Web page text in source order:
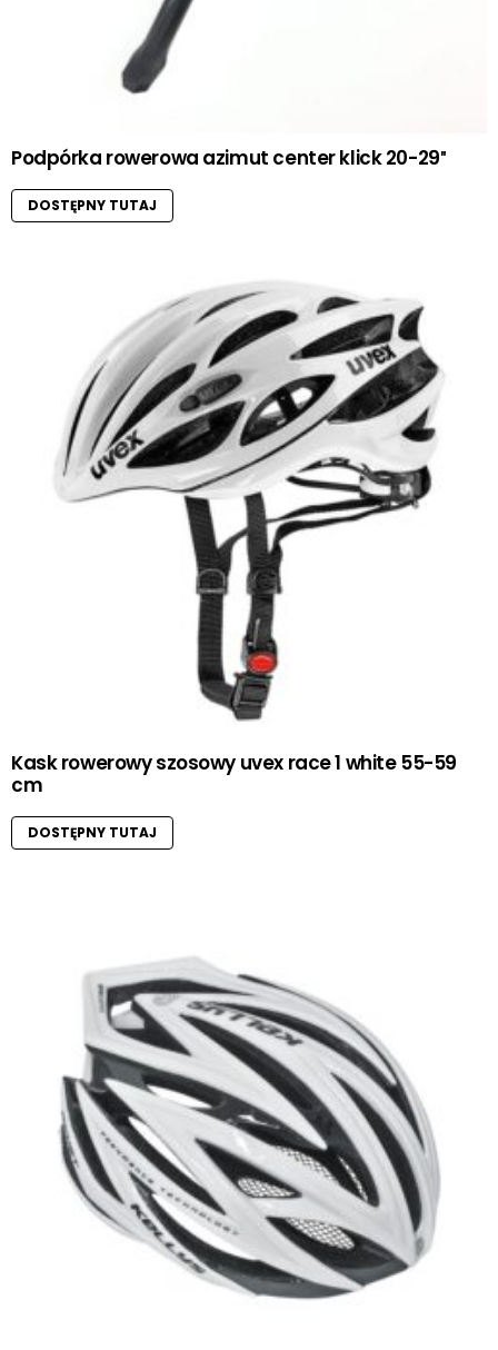
Podpórka rowerowa azimut center klick 20-29″
DOSTĘPNY TUTAJ
Kask rowerowy szosowy uvex race 1 white 55-59
cm
DOSTĘPNY TUTAJ